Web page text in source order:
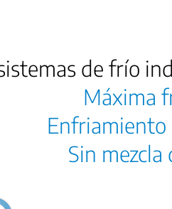
de frío
Máxima
Enfriamiento
Sin mezcla